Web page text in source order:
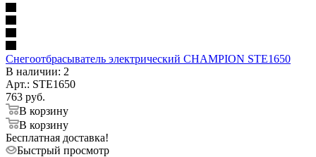
Снегоотбрасыватель электрический CHAMPION STE1650
В наличии: 2
Арт.: STE1650
763 руб.
В корзину
В корзину
Бесплатная доставка!
Быстрый просмотр